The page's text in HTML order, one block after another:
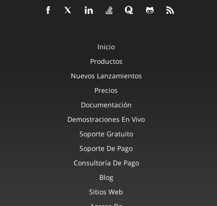
Inicio
Productos
Nuevos Lanzamientos
Precios
Documentación
Demostraciones En Vivo
Soporte Gratuito
Soporte De Pago
Consultoría De Pago
Blog
Sitios Web